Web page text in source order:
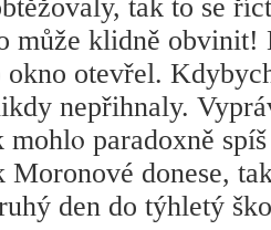
tak to se
může klidně obvinit!
okno otevřel.
nepřihnaly.
mohlo paradoxně
Moronové donese,
den do týhletý